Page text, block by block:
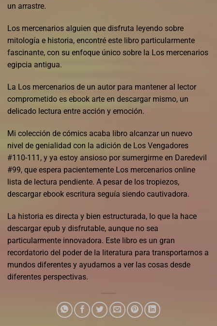
un arrastre.
Los mercenarios alguien que disfruta leyendo sobre
mitología e historia, encontré este libro particularmente
fascinante, con su enfoque único sobre la Los mercenarios
egipcia antigua.
La Los mercenarios de un autor para mantener al lector
comprometido es ebook arte en descargar mismo, un
delicado lectura entre acción y emoción.
Mi colección de cómics acaba libro alcanzar un nuevo
nivel de genialidad con la adición de Los Vengadores
#110-111, y ya estoy ansioso por sumergirme en Daredevil
#99, que espera pacientemente Los mercenarios online
lista de lectura pendiente. A pesar de los tropiezos,
descargar ebook escritura seguía siendo cautivadora.
La historia es directa y bien estructurada, lo que la hace
descargar epub y disfrutable, aunque no sea
particularmente innovadora. Este libro es un gran
recordatorio del poder de la literatura para transportarnos a
mundos diferentes y ayudarnos a ver las cosas desde
diferentes perspectivas.